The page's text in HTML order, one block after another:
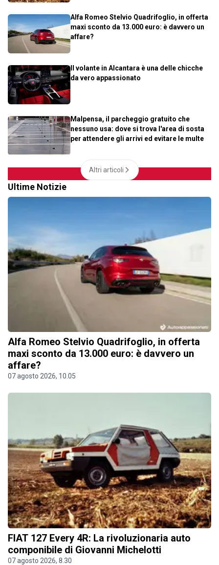
Alfa Romeo Stelvio Quadrifoglio, in offerta
maxi sconto da 13.000 euro: è davvero un
affare?
Il volante in Alcantara è una delle chicche
da vero appassionato
Malpensa, il parcheggio gratuito che
nessuno usa: dove si trova l'area di sosta
per attendere gli arrivi ed evitare le multe
Altri articoli
Ultime Notizie
Alfa Romeo Stelvio Quadrifoglio, in offerta
maxi sconto da 13.000 euro: è davvero un
affare?
07 agosto 2026, 10.05
FIAT 127 Every 4R: La rivoluzionaria auto
componibile di Giovanni Michelotti
07 agosto 2026, 8.30